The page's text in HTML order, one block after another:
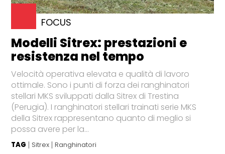
FOCUS
Modelli Sitrex: prestazioni e
resistenza nel tempo
Velocità operativa elevata e qualità di lavoro
ottimale. Sono i punti di forza dei ranghinatori
stellari MKS sviluppati dalla Sitrex di Trestina
(Perugia). I ranghinatori stellari trainati serie MKS
della Sitrex rappresentano quanto di meglio si
possa avere per la...
TAG Sitrex Ranghinatori